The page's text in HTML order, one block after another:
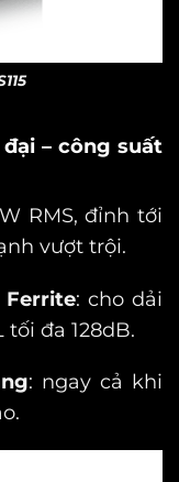
– công suất
RMS, đỉnh tới
vượt trội.
Ferrite: cho dải
tối đa 128dB.
: ngay cả khi